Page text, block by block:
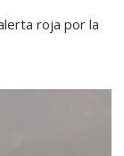
roja por la